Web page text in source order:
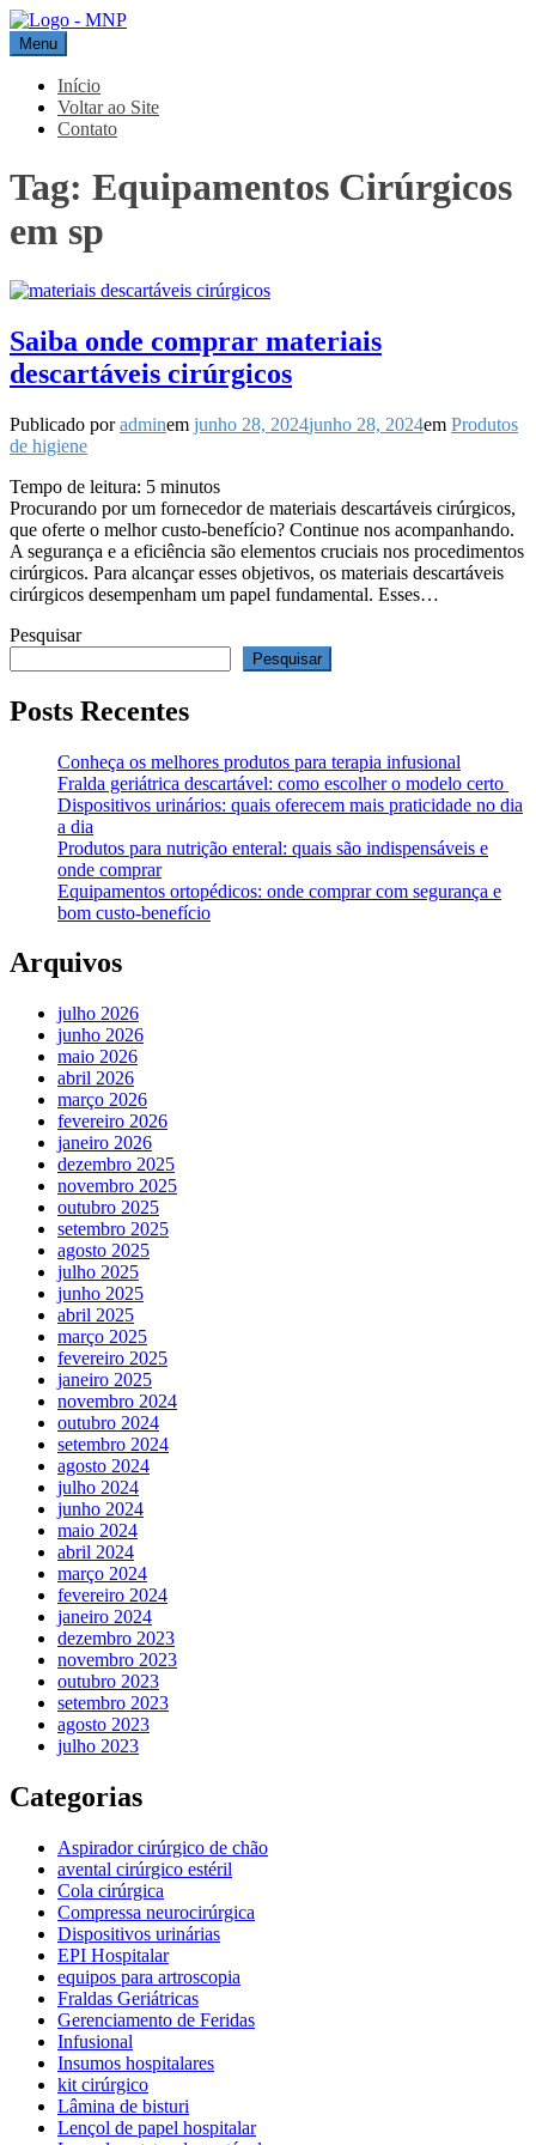
Pular
para
o
conteúdo
MNP
Blog
Menu
Início
Voltar ao Site
Contato
Tag: Equipamentos Cirúrgicos
em sp
Saiba onde comprar materiais
descartáveis cirúrgicos
Publicado poradminem junho 28, 2024junho 28, 2024em Produtos
de higiene
Tempo de leitura: 5 minutos
Procurando por um fornecedor de materiais descartáveis cirúrgicos,
que oferte o melhor custo-benefício? Continue nos acompanhando.
A segurança e a eficiência são elementos cruciais nos procedimentos
cirúrgicos. Para alcançar esses objetivos, os materiais descartáveis
cirúrgicos desempenham um papel fundamental. Esses…
Pesquisar
Pesquisar
Posts Recentes
Conheça os melhores produtos para terapia infusional
Fralda geriátrica descartável: como escolher o modelo certo
Dispositivos urinários: quais oferecem mais praticidade no dia
a dia
Produtos para nutrição enteral: quais são indispensáveis e
onde comprar
Equipamentos ortopédicos: onde comprar com segurança e
bom custo-benefício
Arquivos
julho 2026
junho 2026
maio 2026
abril 2026
março 2026
fevereiro 2026
janeiro 2026
dezembro 2025
novembro 2025
outubro 2025
setembro 2025
agosto 2025
julho 2025
junho 2025
abril 2025
março 2025
fevereiro 2025
janeiro 2025
novembro 2024
outubro 2024
setembro 2024
agosto 2024
julho 2024
junho 2024
maio 2024
abril 2024
março 2024
fevereiro 2024
janeiro 2024
dezembro 2023
novembro 2023
outubro 2023
setembro 2023
agosto 2023
julho 2023
Categorias
Aspirador cirúrgico de chão
avental cirúrgico estéril
Cola cirúrgica
Compressa neurocirúrgica
Dispositivos urinárias
EPI Hospitalar
equipos para artroscopia
Fraldas Geriátricas
Gerenciamento de Feridas
Infusional
Insumos hospitalares
kit cirúrgico
Lâmina de bisturi
Lençol de papel hospitalar